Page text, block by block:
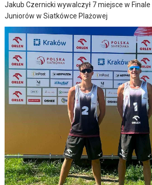
Jakub Czernicki wywalczył 7 miejsce w
Juniorów w Siatkówce Plażowej